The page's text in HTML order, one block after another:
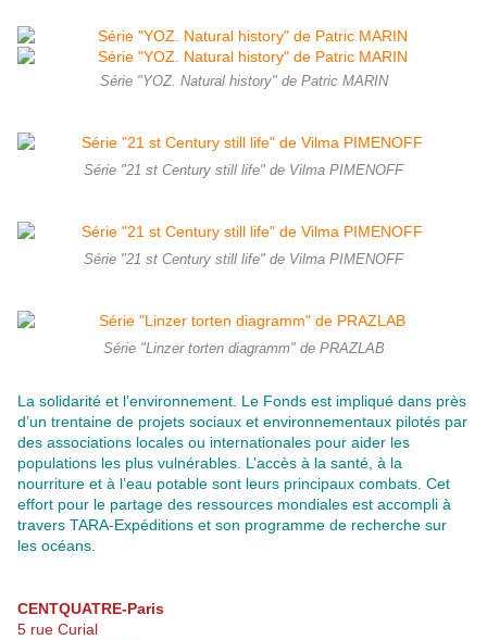
Série "YOZ. Natural history" de Patric MARIN
Série "21 st Century still life" de Vilma PIMENOFF
Série "21 st Century still life" de Vilma PIMENOFF
Série "Linzer torten diagramm" de PRAZLAB
La solidarité et l’environnement. Le Fonds est impliqué dans près
d’un trentaine de projets sociaux et environnementaux pilotés par
des associations locales ou internationales pour aider les
populations les plus vulnérables. L’accès à la santé, à la
nourriture et à l’eau potable sont leurs principaux combats. Cet
effort pour le partage des ressources mondiales est accompli à
travers TARA-Expéditions et son programme de recherche sur
les océans.
CENTQUATRE-Paris
5 rue Curial